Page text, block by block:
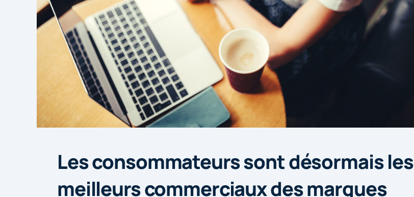
Les consommateurs sont désormais les
meilleurs commerciaux des marques